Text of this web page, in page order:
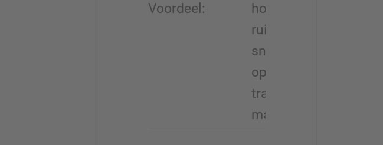
Voordeel:
hoog
ruimte-/
snellere opslag en
ophaling, betere
transparantie in het
magazijn